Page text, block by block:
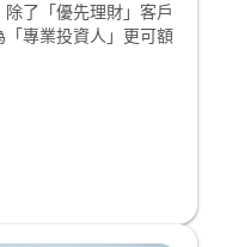
了「優先理財」客戶
專業投資人」更可額